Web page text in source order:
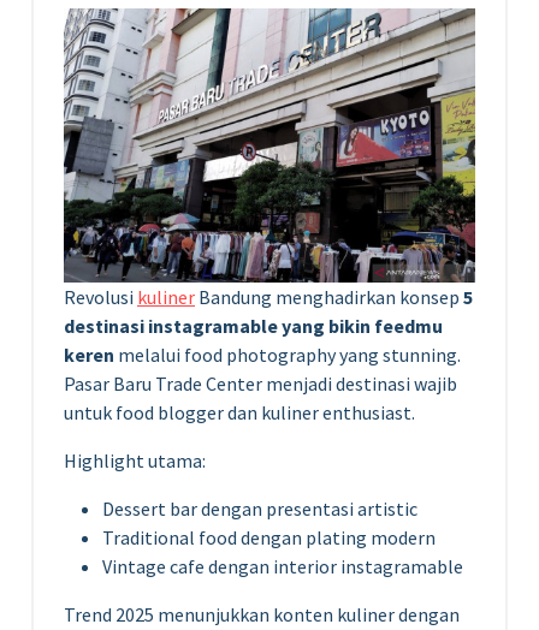
Revolusi kuliner Bandung menghadirkan konsep 5
destinasi instagramable yang bikin feedmu
keren melalui food photography yang stunning.
Pasar Baru Trade Center menjadi destinasi wajib
untuk food blogger dan kuliner enthusiast.
Highlight utama:
Dessert bar dengan presentasi artistic
Traditional food dengan plating modern
Vintage cafe dengan interior instagramable
Trend 2025 menunjukkan konten kuliner dengan